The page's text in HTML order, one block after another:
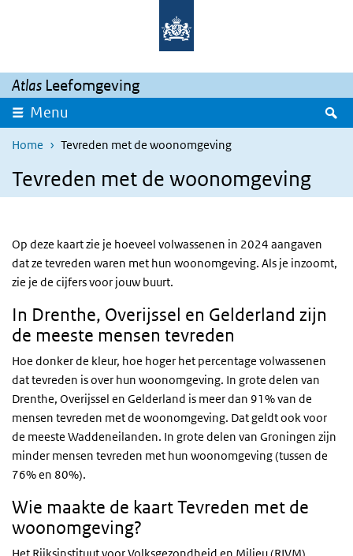
Overslaan en naar de inhoud gaan
Atlas Leefomgeving
Menu
Home Tevreden met de woonomgeving
Tevreden met de woonomgeving
Op deze kaart zie je hoeveel volwassenen in 2024 aangaven
dat ze tevreden waren met hun woonomgeving. Als je inzoomt,
zie je de cijfers voor jouw buurt.
In Drenthe, Overijssel en Gelderland zijn
de meeste mensen tevreden
Hoe donker de kleur, hoe hoger het percentage volwassenen
dat tevreden is over hun woonomgeving. In grote delen van
Drenthe, Overijssel en Gelderland is meer dan 91% van de
mensen tevreden met de woonomgeving. Dat geldt ook voor
de meeste Waddeneilanden. In grote delen van Groningen zijn
minder mensen tevreden met hun woonomgeving (tussen de
76% en 80%).
Wie maakte de kaart Tevreden met de
woonomgeving?